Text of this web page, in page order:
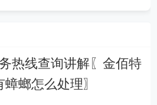
热线查询讲解〖金佰特
螂怎么处理〗